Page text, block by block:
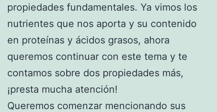
propiedades fundamentales. Ya vimos los
nutrientes que nos aporta y su contenido
en proteínas y ácidos grasos, ahora
queremos continuar con este tema y te
contamos sobre dos propiedades más,
¡presta mucha atención!
Queremos comenzar mencionando sus